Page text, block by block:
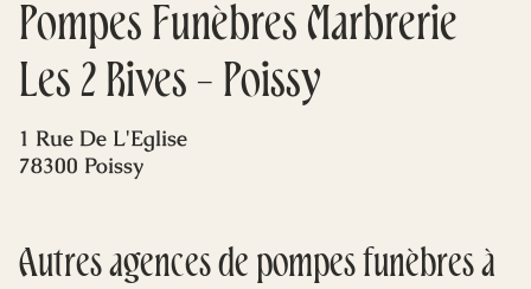
Mes dernières volontés
Pompes Funèbres Marbrerie
Les 2 Rives - Poissy
1 Rue De L'Eglise
78300 Poissy
Autres agences de pompes funèbres à